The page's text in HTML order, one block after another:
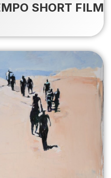
SHORT FILM